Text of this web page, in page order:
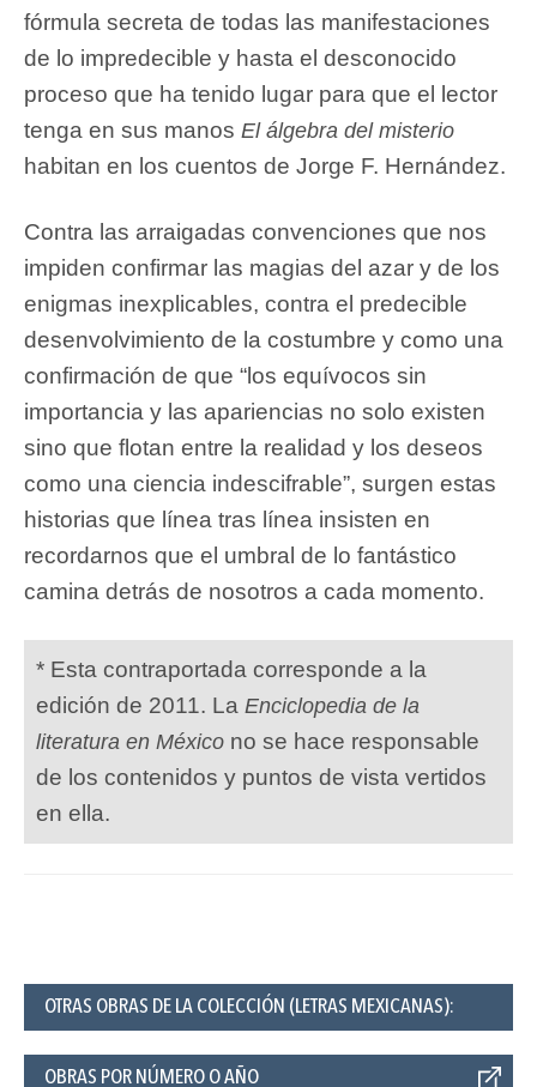
fórmula secreta de todas las manifestaciones
de lo impredecible y hasta el desconocido
proceso que ha tenido lugar para que el lector
tenga en sus manos El álgebra del misterio
habitan en los cuentos de Jorge F. Hernández.
Contra las arraigadas convenciones que nos
impiden confirmar las magias del azar y de los
enigmas inexplicables, contra el predecible
desenvolvimiento de la costumbre y como una
confirmación de que “los equívocos sin
importancia y las apariencias no solo existen
sino que flotan entre la realidad y los deseos
como una ciencia indescifrable”, surgen estas
historias que línea tras línea insisten en
recordarnos que el umbral de lo fantástico
camina detrás de nosotros a cada momento.
* Esta contraportada corresponde a la
edición de 2011. La Enciclopedia de la
literatura en México no se hace responsable
de los contenidos y puntos de vista vertidos
en ella.
OTRAS OBRAS DE LA COLECCIÓN (LETRAS MEXICANAS):
OBRAS POR NÚMERO O AÑO